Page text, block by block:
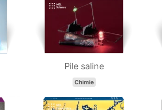
Pile saline
Chimie